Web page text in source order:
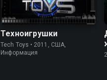
Техноигрушки
Tech Toys • 2011, США,
Информация